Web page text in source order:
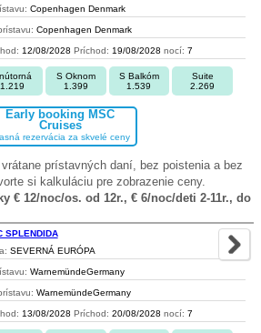
Copenhagen Denmark
Copenhagen Denmark
12/08/2028 Príchod: 19/08/2028 nocí: 7
1.219
S Oknom
1.399
S Balkóm
1.539
Suite
2.269
Early booking MSC
Cruises
rezervácia za skvelé ceny
prístavných daní, bez poistenia a bez
si kalkuláciu pre zobrazenie ceny.
€ 12/noc/os. od 12r., € 6/noc/deti 2-11r., do
SPLENDIDA
SEVERNÁ EURÓPA
WarnemündeGermany
WarnemündeGermany
13/08/2028 Príchod: 20/08/2028 nocí: 7